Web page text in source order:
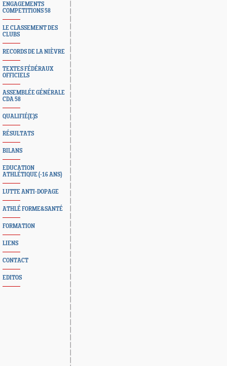
ENGAGEMENTS
COMPETITIONS 58
LE CLASSEMENT DES
CLUBS
RECORDS DE LA NIÈVRE
TEXTES FÉDÉRAUX
OFFICIELS
ASSEMBLÉE GÉNÉRALE
CDA 58
QUALIFIÉ(E)S
RÉSULTATS
BILANS
EDUCATION
ATHLÉTIQUE (-16 ANS)
LUTTE ANTI-DOPAGE
ATHLÉ FORME&SANTÉ
FORMATION
LIENS
CONTACT
EDITOS